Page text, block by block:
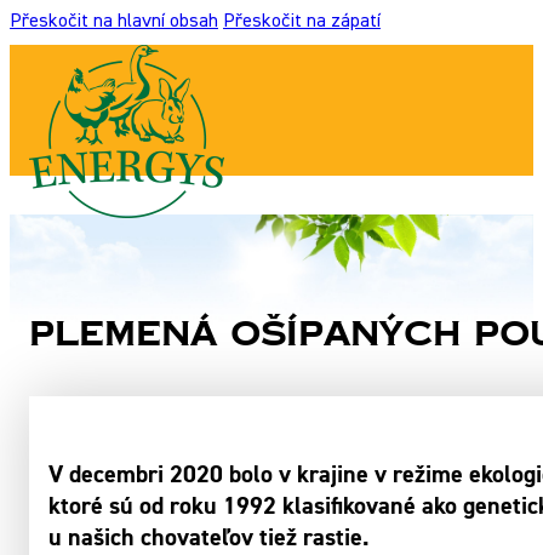
Přeskočit na hlavní obsah Přeskočit na zápatí
Plemená ošípaných
V decembri 2020 bolo v krajine v režime
ktoré sú od roku 1992 klasifikované ako
u našich chovateľov tiež rastie.